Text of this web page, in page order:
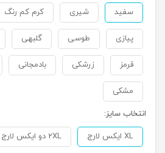
سفید شیری کرم کم رنگ
پیازی طوسی گلبهی
قرمز زرشکی بادمجانی
مشکی
انتخاب سایز:
XL ایکس لارج 2XL دو ایکس لارج